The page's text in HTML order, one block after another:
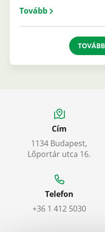
Tovább
Cím
1134 Budapest,
Lőportár utca 16.
Telefon
+36 1 412 5030